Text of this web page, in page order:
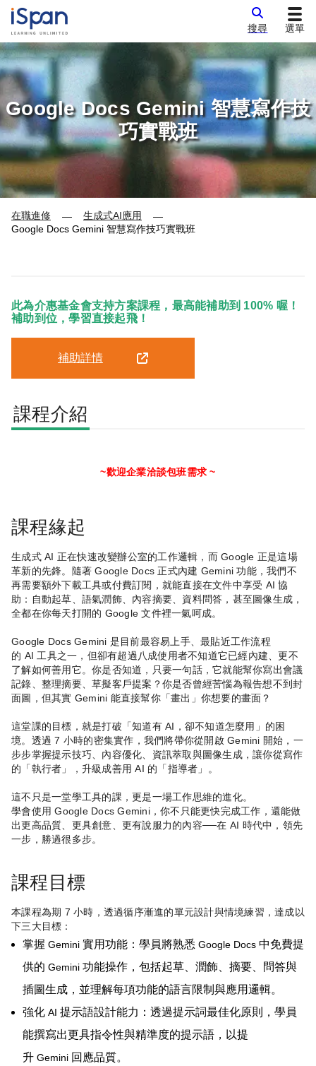
搜尋 選單
Google Docs Gemini 智慧寫作技
巧實戰班
在職進修 — 生成式AI應用
—
Google Docs Gemini 智慧寫作技巧實戰班
此為介惠基金會支持方案課程，最高能補助到 100% 喔！
補助到位，學習直接起飛！
補助詳情
課程介紹
~歡迎企業洽談包班需求 ~
課程緣起
生成式AI 正在快速改變辦公室的工作邏輯，而Google 正是這場
革新的先鋒。隨著 Google Docs正式內建 Gemini功能，我們不
再需要額外下載工具或付費訂閱，就能直接在文件中享受 AI協
助：自動起草、語氣潤飾、內容摘要、資料問答，甚至圖像生成，
全都在你每天打開的 Google文件裡一氣呵成。
Google Docs Gemini 是目前最容易上手、最貼近工作流程
的 AI工具之一，但卻有超過八成使用者不知道它已經內建、更不
了解如何善用它。你是否知道，只要一句話，它就能幫你寫出會議
記錄、整理摘要、草擬客戶提案？你是否曾經苦惱為報告想不到封
面圖，但其實 Gemini 能直接幫你「畫出」你想要的畫面？
這堂課的目標，就是打破「知道有AI ，卻不知道怎麼用」的困
境。透過 7 小時的密集實作，我們將帶你從開啟Gemini 開始，一
步步掌握提示技巧、內容優化、資訊萃取與圖像生成，讓你從寫作
的「執行者」，升級成善用 AI 的「指導者」。
這不只是一堂學工具的課，更是一場工作思維的進化。
學會使用 Google Docs Gemini，你不只能更快完成工作，還能做
出更高品質、更具創意、更有說服力的內容──在 AI 時代中，領先
一步，勝過很多步。
課程目標
本課程為期 7 小時，透過循序漸進的單元設計與情境練習，達成以
下三大目標：
掌握 Gemini 實用功能：學員將熟悉 Google Docs 中免費提
供的 Gemini 功能操作，包括起草、潤飾、摘要、問答與
插圖生成，並理解每項功能的語言限制與應用邏輯。
強化 AI 提示語設計能力：透過提示詞最佳化原則，學員
能撰寫出更具指令性與精準度的提示語，以提
升 Gemini 回應品質。